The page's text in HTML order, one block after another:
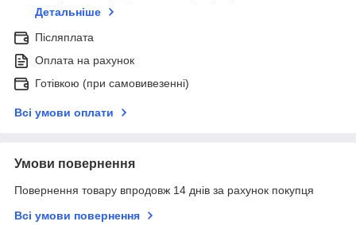
Детальніше
Післяплата
Оплата на рахунок
Готівкою (при самовивезенні)
Всі умови оплати
Умови повернення
Повернення товару впродовж 14 днів за рахунок покупця
Всі умови повернення